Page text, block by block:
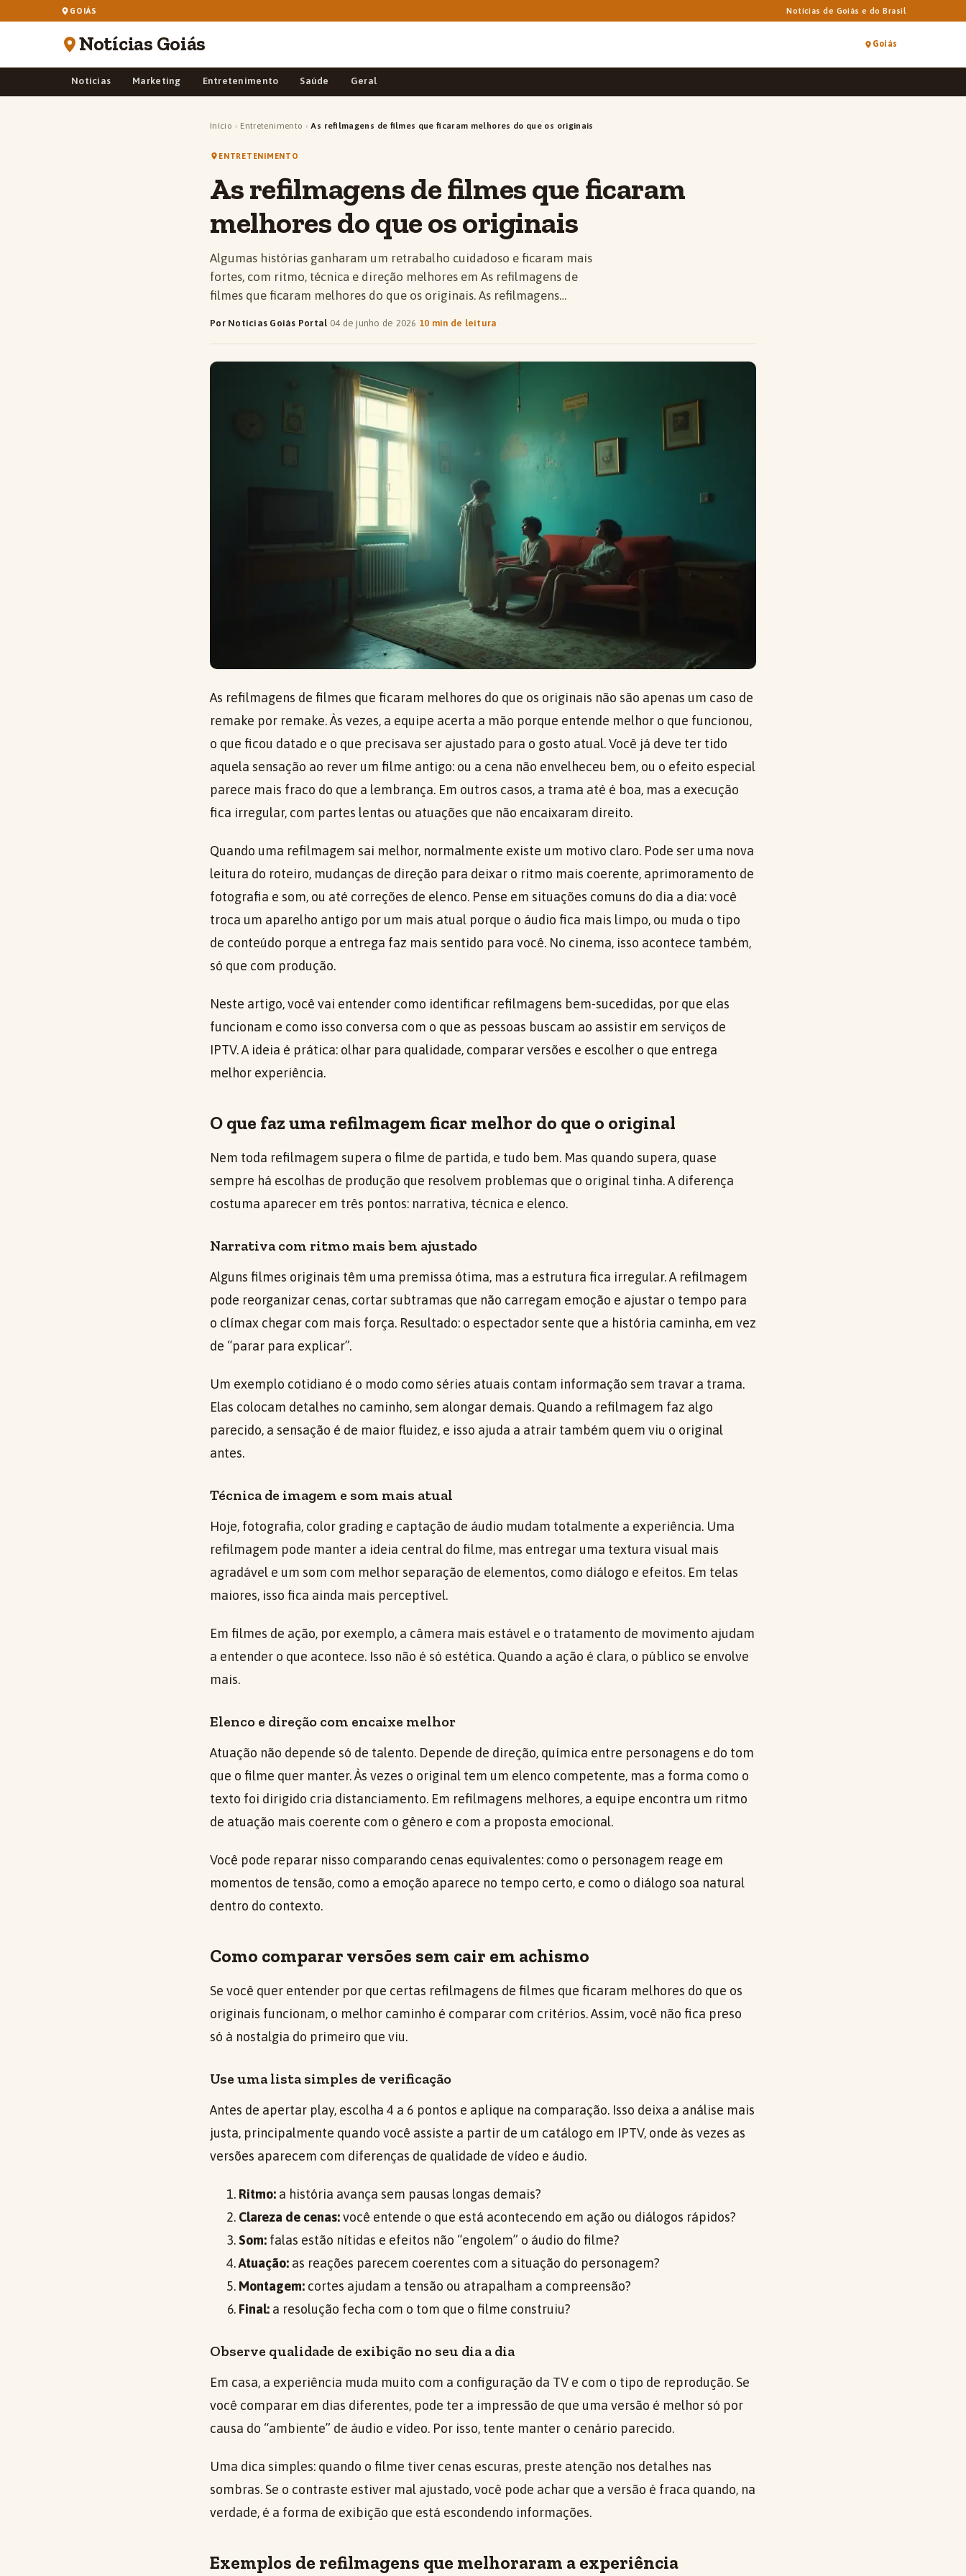
GOIÁS Notícias de Goiás e do Brasil
Notícias Goiás Goiás
Notícias Marketing Entretenimento Saúde Geral
Início › Entretenimento › As refilmagens de filmes que ficaram melhores do que os originais
ENTRETENIMENTO
As refilmagens de filmes que ficaram
melhores do que os originais
Algumas histórias ganharam um retrabalho cuidadoso e ficaram mais
fortes, com ritmo, técnica e direção melhores em As refilmagens de
filmes que ficaram melhores do que os originais. As refilmagens…
Por Notícias Goiás Portal·04 de junho de 2026 ·10 min de leitura
As refilmagens de filmes que ficaram melhores do que os originais não são apenas um caso de
remake por remake. Às vezes, a equipe acerta a mão porque entende melhor o que funcionou,
o que ficou datado e o que precisava ser ajustado para o gosto atual. Você já deve ter tido
aquela sensação ao rever um filme antigo: ou a cena não envelheceu bem, ou o efeito especial
parece mais fraco do que a lembrança. Em outros casos, a trama até é boa, mas a execução
fica irregular, com partes lentas ou atuações que não encaixaram direito.
Quando uma refilmagem sai melhor, normalmente existe um motivo claro. Pode ser uma nova
leitura do roteiro, mudanças de direção para deixar o ritmo mais coerente, aprimoramento de
fotografia e som, ou até correções de elenco. Pense em situações comuns do dia a dia: você
troca um aparelho antigo por um mais atual porque o áudio fica mais limpo, ou muda o tipo
de conteúdo porque a entrega faz mais sentido para você. No cinema, isso acontece também,
só que com produção.
Neste artigo, você vai entender como identificar refilmagens bem-sucedidas, por que elas
funcionam e como isso conversa com o que as pessoas buscam ao assistir em serviços de
IPTV. A ideia é prática: olhar para qualidade, comparar versões e escolher o que entrega
melhor experiência.
O que faz uma refilmagem ficar melhor do que o original
Nem toda refilmagem supera o filme de partida, e tudo bem. Mas quando supera, quase
sempre há escolhas de produção que resolvem problemas que o original tinha. A diferença
costuma aparecer em três pontos: narrativa, técnica e elenco.
Narrativa com ritmo mais bem ajustado
Alguns filmes originais têm uma premissa ótima, mas a estrutura fica irregular. A refilmagem
pode reorganizar cenas, cortar subtramas que não carregam emoção e ajustar o tempo para
o clímax chegar com mais força. Resultado: o espectador sente que a história caminha, em vez
de “parar para explicar”.
Um exemplo cotidiano é o modo como séries atuais contam informação sem travar a trama.
Elas colocam detalhes no caminho, sem alongar demais. Quando a refilmagem faz algo
parecido, a sensação é de maior fluidez, e isso ajuda a atrair também quem viu o original
antes.
Técnica de imagem e som mais atual
Hoje, fotografia, color grading e captação de áudio mudam totalmente a experiência. Uma
refilmagem pode manter a ideia central do filme, mas entregar uma textura visual mais
agradável e um som com melhor separação de elementos, como diálogo e efeitos. Em telas
maiores, isso fica ainda mais perceptível.
Em filmes de ação, por exemplo, a câmera mais estável e o tratamento de movimento ajudam
a entender o que acontece. Isso não é só estética. Quando a ação é clara, o público se envolve
mais.
Elenco e direção com encaixe melhor
Atuação não depende só de talento. Depende de direção, química entre personagens e do tom
que o filme quer manter. Às vezes o original tem um elenco competente, mas a forma como o
texto foi dirigido cria distanciamento. Em refilmagens melhores, a equipe encontra um ritmo
de atuação mais coerente com o gênero e com a proposta emocional.
Você pode reparar nisso comparando cenas equivalentes: como o personagem reage em
momentos de tensão, como a emoção aparece no tempo certo, e como o diálogo soa natural
dentro do contexto.
Como comparar versões sem cair em achismo
Se você quer entender por que certas refilmagens de filmes que ficaram melhores do que os
originais funcionam, o melhor caminho é comparar com critérios. Assim, você não fica preso
só à nostalgia do primeiro que viu.
Use uma lista simples de verificação
Antes de apertar play, escolha 4 a 6 pontos e aplique na comparação. Isso deixa a análise mais
justa, principalmente quando você assiste a partir de um catálogo em IPTV, onde às vezes as
versões aparecem com diferenças de qualidade de vídeo e áudio.
Ritmo: a história avança sem pausas longas demais?
Clareza de cenas:você entende o que está acontecendo em ação ou diálogos rápidos?
Som: falas estão nítidas e efeitos não “engolem” o áudio do filme?
Atuação: as reações parecem coerentes com a situação do personagem?
Montagem: cortes ajudam a tensão ou atrapalham a compreensão?
Final: a resolução fecha com o tom que o filme construiu?
Observe qualidade de exibição no seu dia a dia
Em casa, a experiência muda muito com a configuração da TV e com o tipo de reprodução. Se
você comparar em dias diferentes, pode ter a impressão de que uma versão é melhor só por
causa do “ambiente” de áudio e vídeo. Por isso, tente manter o cenário parecido.
Uma dica simples: quando o filme tiver cenas escuras, preste atenção nos detalhes nas
sombras. Se o contraste estiver mal ajustado, você pode achar que a versão é fraca quando, na
verdade, é a forma de exibição que está escondendo informações.
Exemplos de refilmagens que melhoraram a experiência